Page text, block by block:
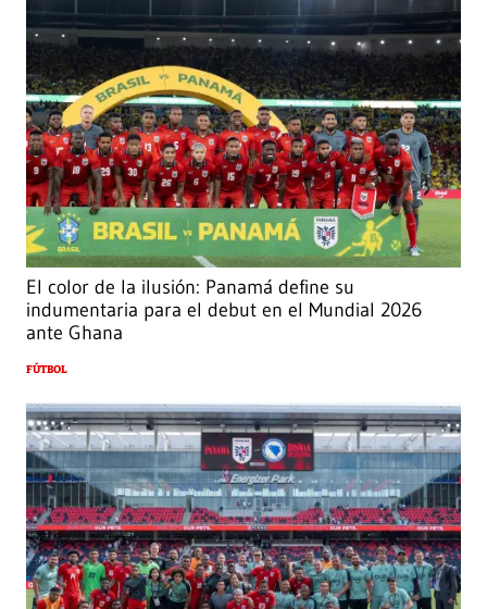
El color de la ilusión: Panamá define su
indumentaria para el debut en el Mundial 2026
ante Ghana
FÚTBOL